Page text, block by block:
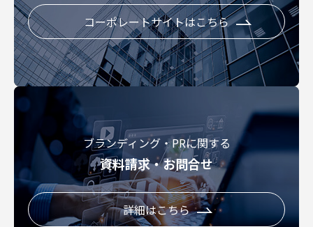
コーポレートサイトはこちら
ブランディング・PRに関する
資料請求・お問合せ
詳細はこちら